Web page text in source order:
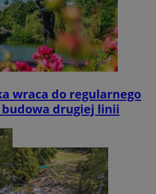
wraca do regularnego
drugiej linii